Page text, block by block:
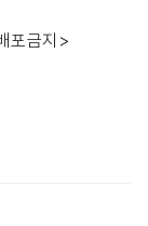
포금지>